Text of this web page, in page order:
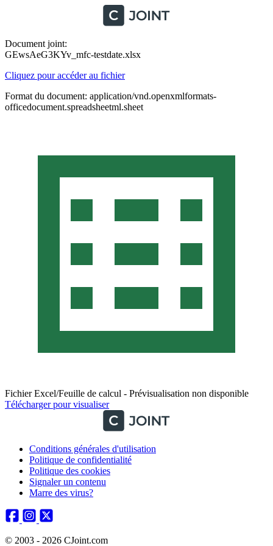
Document joint:
GEwsAeG3KYv_mfc-testdate.xlsx
Cliquez pour accéder au fichier
Format du document: application/vnd.openxmlformats-
officedocument.spreadsheetml.sheet
Fichier Excel/Feuille de calcul - Prévisualisation non disponible
Télécharger pour visualiser
Conditions générales d'utilisation
Politique de confidentialité
Politique des cookies
Signaler un contenu
Marre des virus?
© 2003 - 2026 CJoint.com